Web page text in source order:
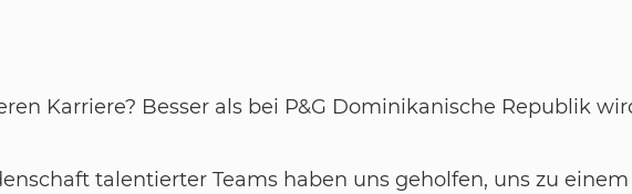
Karriere? Besser als bei P&G Dominikanische Republik
talentierter Teams haben uns geholfen, uns zu